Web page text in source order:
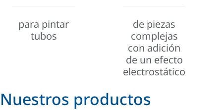
para pintar
tubos
de piezas
complejas
con adición
de un efecto
electrostático
Nuestros productos